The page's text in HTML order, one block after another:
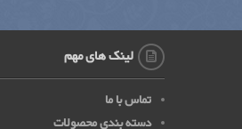
لینک های مهم
تماس با ما
دسته بندی محصولات